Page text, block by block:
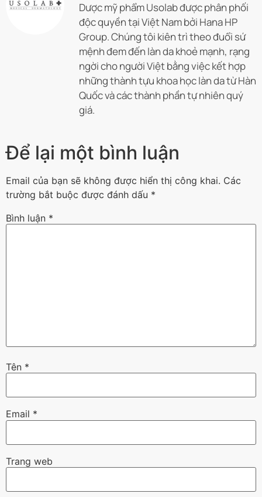
Dược mỹ phẩm Usolab được phân phối
độc quyền tại Việt Nam bởi Hana HP
Group. Chúng tôi kiên trì theo đuổi sứ
mệnh đem đến làn da khoẻ mạnh, rạng
ngời cho người Việt bằng việc kết hợp
những thành tựu khoa học làn da từ Hàn
Quốc và các thành phần tự nhiên quý
giá.
Để lại một bình luận
Email của bạn sẽ không được hiển thị công khai. Các
trường bắt buộc được đánh dấu *
Bình luận *
Tên *
Email *
Trang web